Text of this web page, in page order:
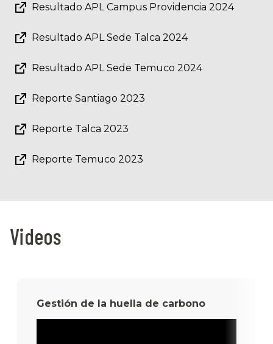
Resultado APL Campus Providencia 2024
Resultado APL Sede Talca 2024
Resultado APL Sede Temuco 2024
Reporte Santiago 2023
Reporte Talca 2023
Reporte Temuco 2023
Videos
Gestión de la huella de carbono